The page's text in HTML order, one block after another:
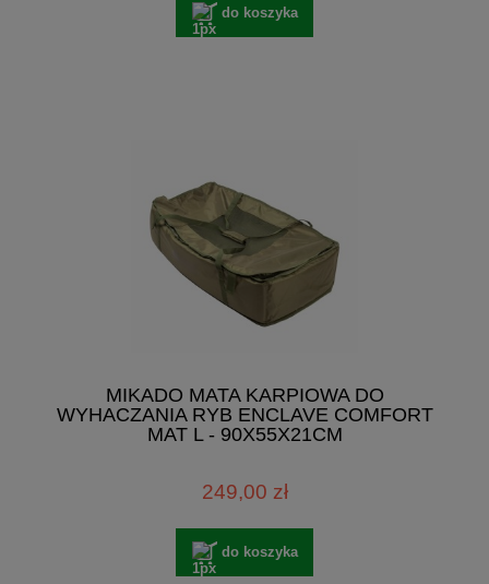
do koszyka
MIKADO MATA KARPIOWA DO
WYHACZANIA RYB ENCLAVE COMFORT
MAT L - 90X55X21CM
249,00 zł
do koszyka